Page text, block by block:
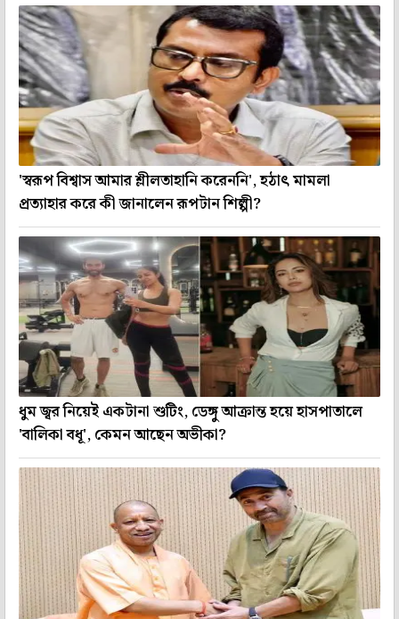
'স্বরূপ বিশ্বাস আমার শ্লীলতাহানি করেননি', হঠাৎ মামলা
প্রত্যাহার করে কী জানালেন রূপটান শিল্পী?
ধুম জ্বর নিয়েই একটানা শুটিং, ডেঙ্গু আক্রান্ত হয়ে হাসপাতালে
'বালিকা বধূ', কেমন আছেন অভীকা?